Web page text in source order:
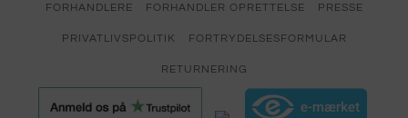
FORHANDLERE FORHANDLER OPRETTELSE PRESSE
PRIVATLIVSPOLITIK FORTRYDELSESFORMULAR
RETURNERING